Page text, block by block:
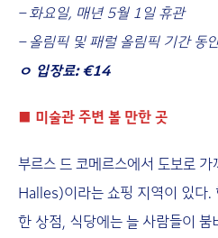
– 화요일, 매년 5월 1일 휴관
– 올림픽 및 패럴 올림픽 기간 동
ㅇ 입장료: €14
■ 미술관 주변 볼 만한 곳
부르스 드 코메르스에서 도보로
Halles)이라는 쇼핑 지역이 있다
한 상점, 식당에는 늘 사람들이